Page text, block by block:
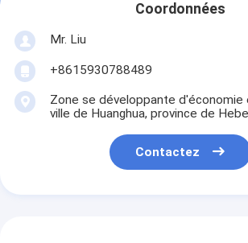
Coordonnées
Mr. Liu
+8615930788489
Zone se développante d'économie
ville de Huanghua, province de
Contactez